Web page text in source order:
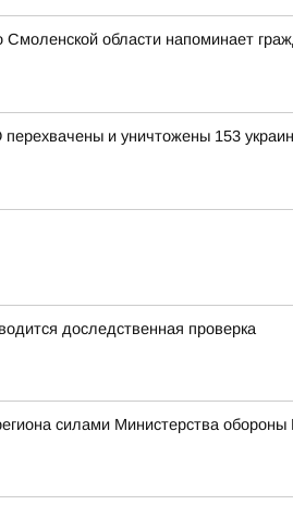
области напоминает
и уничтожены 153
доследственная проверка
силами Министерства обороны